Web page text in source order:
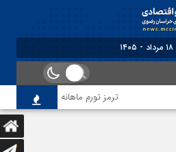
ترمز تورم ماهانه خراسان رضوی